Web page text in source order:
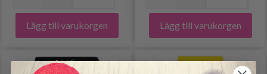
Lägg till varukorgen Lägg till varukorgen